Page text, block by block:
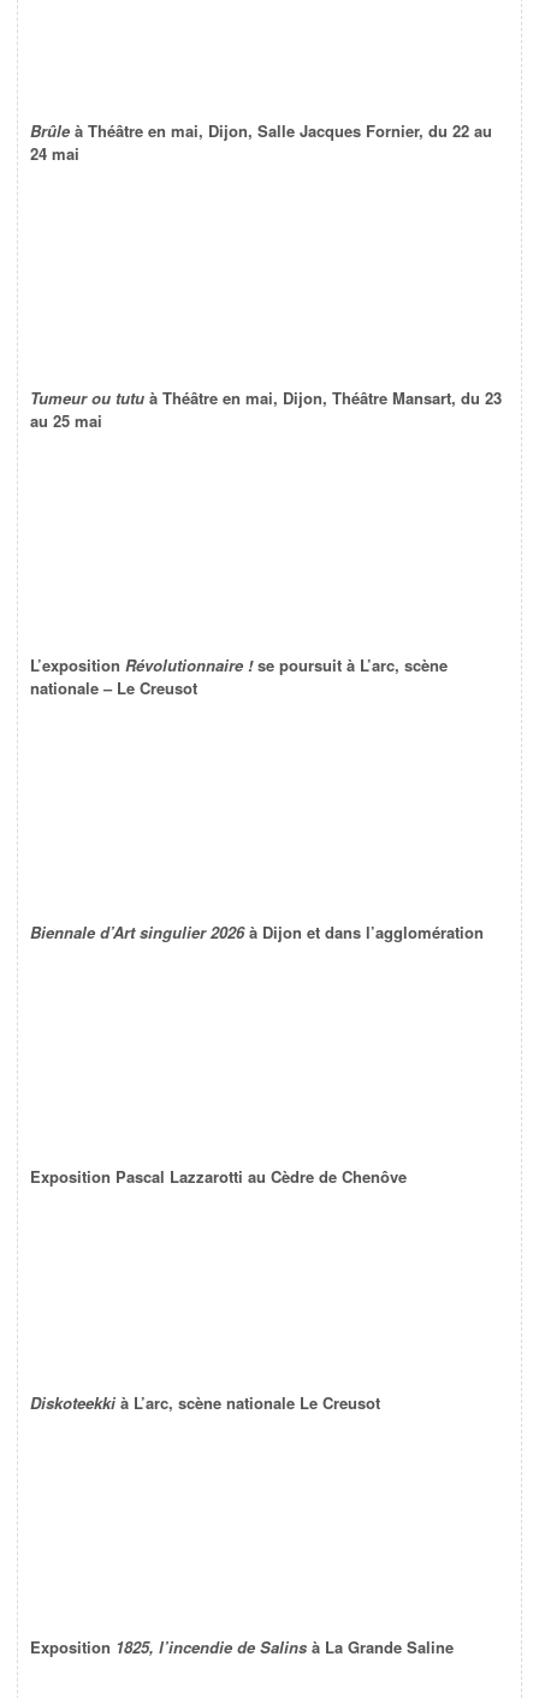
Brûle à Théâtre en mai, Dijon, Salle Jacques Fornier, du 22 au
24 mai
Tumeur ou tutu à Théâtre en mai, Dijon, Théâtre Mansart, du 23
au 25 mai
L’exposition Révolutionnaire !se poursuit à L’arc, scène
nationale – Le Creusot
Biennale d’Art singulier 2026à Dijon et dans l’agglomération
Exposition Pascal Lazzarotti au Cèdre de Chenôve
Diskoteekki à L’arc, scène nationale Le Creusot
Exposition 1825, l’incendie de Salins à La Grande Saline